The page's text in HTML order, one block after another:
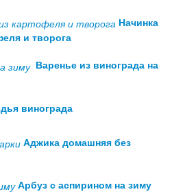
Начинка
и творога
Варенье из винограда на
винограда
Аджика домашняя без
Арбуз с аспирином на зиму